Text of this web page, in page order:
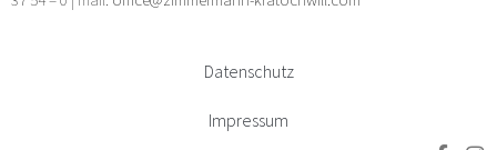
Datenschutz
Impressum